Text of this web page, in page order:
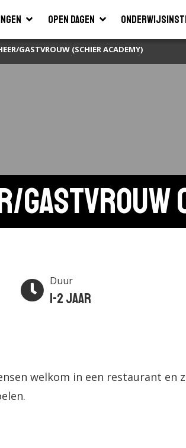
Open dagen
GASTVROUW (SCHIER ACADEMY)
Gastvrouw
Duur
1-2 jaar
welkom in een restaurant en